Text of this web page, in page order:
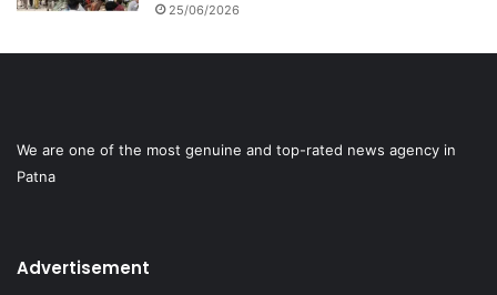
25/06/2026
We are one of the most genuine and top-rated news agency in
Patna
Advertisement